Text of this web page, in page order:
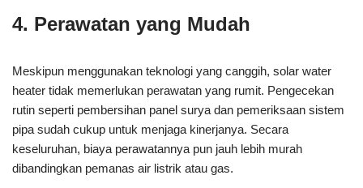
4. Perawatan yang Mudah
Meskipun menggunakan teknologi yang canggih, solar water
heater tidak memerlukan perawatan yang rumit. Pengecekan
rutin seperti pembersihan panel surya dan pemeriksaan sistem
pipa sudah cukup untuk menjaga kinerjanya. Secara
keseluruhan, biaya perawatannya pun jauh lebih murah
dibandingkan pemanas air listrik atau gas.